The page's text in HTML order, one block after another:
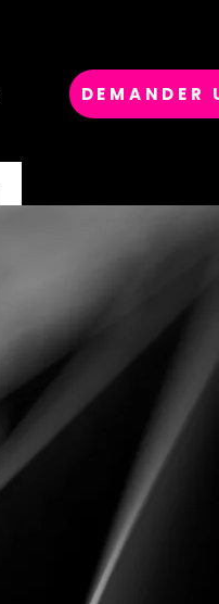
DEMANDER